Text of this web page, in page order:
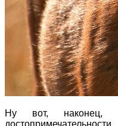
Ну вот, наконец,